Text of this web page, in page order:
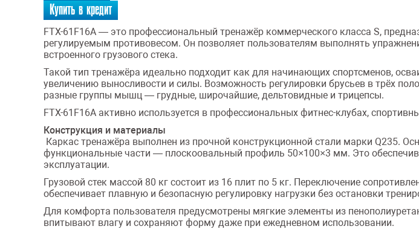
Купить в кредит
FTX-61F16A — это профессиональный тренажёр коммерческого класса S,
регулируемым противовесом. Он позволяет пользователям выполнять
встроенного грузового стека.
Такой тип тренажёра идеально подходит как для начинающих спортсменов,
увеличению выносливости и силы. Возможность регулировки брусьев в трёх
разные группы мышц — грудные, широчайшие, дельтовидные и трицепсы.
FTX-61F16A активно используется в профессиональных фитнес-клубах,
Конструкция и материалы
Каркас тренажёра выполнен из прочной конструкционной стали марки Q235.
функциональные части — плоскоовальный профиль 50×100×3 мм. Это
эксплуатации.
Грузовой стек массой 80 кг состоит из 16 плит по 5 кг. Переключение
обеспечивает плавную и безопасную регулировку нагрузки без остановки
Для комфорта пользователя предусмотрены мягкие элементы из
впитывают влагу и сохраняют форму даже при ежедневном использовании.